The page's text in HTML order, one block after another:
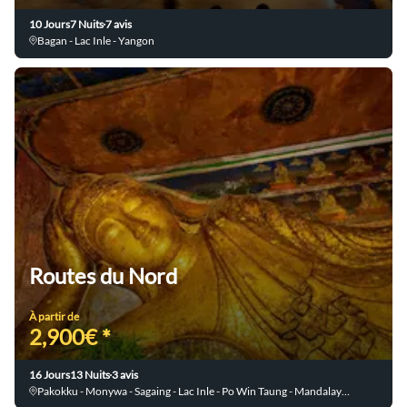
10 Jours7 Nuits7 avis
Bagan - Lac Inle - Yangon
Routes du Nord
À partir de
2,900€ *
16 Jours13 Nuits3 avis